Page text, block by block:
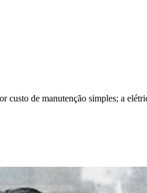
custo de manutenção simples; a